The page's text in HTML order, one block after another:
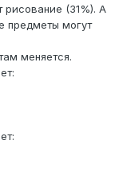
рисование (31%). А
предметы могут
меняется.